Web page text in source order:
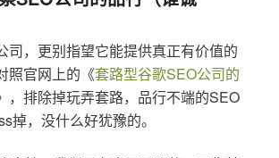
司，更别指望它能提供真正有价值的
照官网上的《套路型谷歌SEO公司的
，排除掉玩弄套路，品行不端的SEO
掉，没什么好犹豫的。